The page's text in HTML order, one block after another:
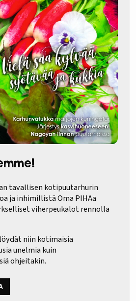
tavallisen kotipuutarhurin
ja inhimillistä Oma PIHAa
viherpeukalot rennolla
niin kotimaisia
unelmia kuin
ohjeitakin.